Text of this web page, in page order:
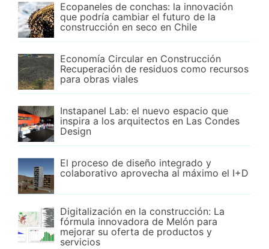
Ecopaneles de conchas: la innovación
que podría cambiar el futuro de la
construcción en seco en Chile
Economía Circular en Construcción
Recuperación de residuos como recursos
para obras viales
Instapanel Lab: el nuevo espacio que
inspira a los arquitectos en Las Condes
Design
El proceso de diseño integrado y
colaborativo aprovecha al máximo el I+D
Digitalización en la construcción: La
fórmula innovadora de Melón para
mejorar su oferta de productos y
servicios